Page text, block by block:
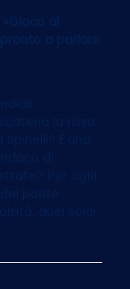
al
a parlare
la rissa.
È una
di
Per ogni
ponte
quei soldi